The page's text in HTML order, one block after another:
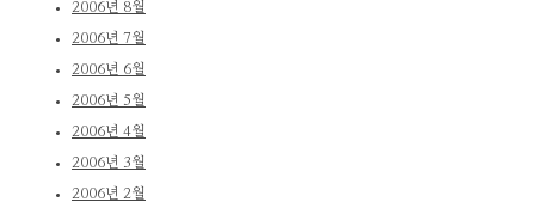
2006년 8월
2006년 7월
2006년 6월
2006년 5월
2006년 4월
2006년 3월
2006년 2월